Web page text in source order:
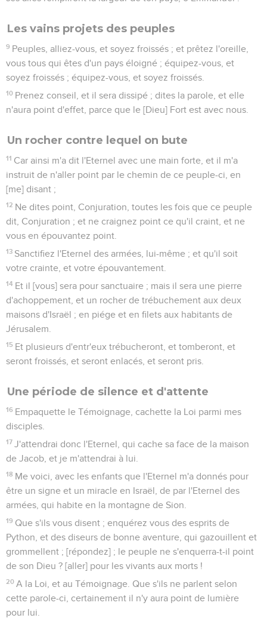
Les vains projets des peuples
9 Peuples, alliez-vous, et soyez froissés ; et prêtez l'oreille,
vous tous qui êtes d'un pays éloigné ; équipez-vous, et
soyez froissés ; équipez-vous, et soyez froissés.
10 Prenez conseil, et il sera dissipé ; dites la parole, et elle
n'aura point d'effet, parce que le [Dieu] Fort est avec nous.
Un rocher contre lequel on bute
11 Car ainsi m'a dit l'Eternel avec une main forte, et il m'a
instruit de n'aller point par le chemin de ce peuple-ci, en
[me] disant ;
12 Ne dites point, Conjuration, toutes les fois que ce peuple
dit, Conjuration ; et ne craignez point ce qu'il craint, et ne
vous en épouvantez point.
13 Sanctifiez l'Eternel des armées, lui-même ; et qu'il soit
votre crainte, et votre épouvantement.
14 Et il [vous] sera pour sanctuaire ; mais il sera une pierre
d'achoppement, et un rocher de trébuchement aux deux
maisons d'Israël ; en piége et en filets aux habitants de
Jérusalem.
15 Et plusieurs d'entr'eux trébucheront, et tomberont, et
seront froissés, et seront enlacés, et seront pris.
Une période de silence et d'attente
16 Empaquette le Témoignage, cachette la Loi parmi mes
disciples.
17 J'attendrai donc l'Eternel, qui cache sa face de la maison
de Jacob, et je m'attendrai à lui.
18 Me voici, avec les enfants que l'Eternel m'a donnés pour
être un signe et un miracle en Israël, de par l'Eternel des
armées, qui habite en la montagne de Sion.
19 Que s'ils vous disent ; enquérez vous des esprits de
Python, et des diseurs de bonne aventure, qui gazouillent et
grommellent ; [répondez] ; le peuple ne s'enquerra-t-il point
de son Dieu ? [aller] pour les vivants aux morts !
20 A la Loi, et au Témoignage. Que s'ils ne parlent selon
cette parole-ci, certainement il n'y aura point de lumière
pour lui.